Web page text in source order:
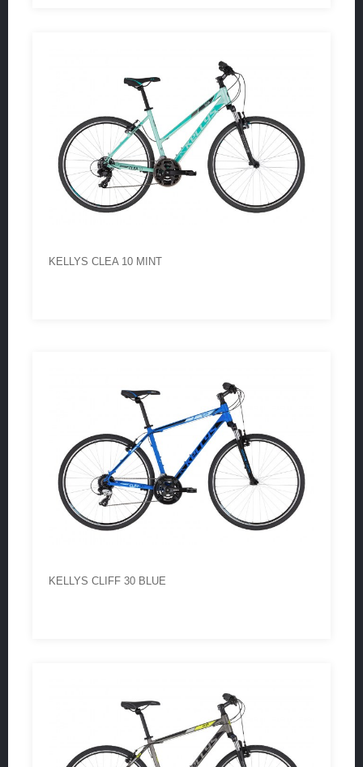
KELLYS CLEA 10 MINT
KELLYS CLIFF 30 BLUE